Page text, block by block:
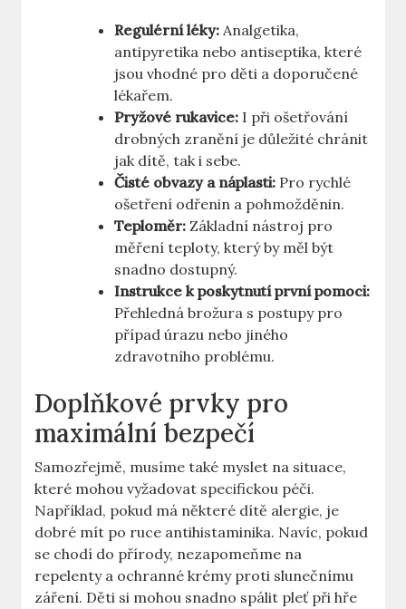
Regulérní léky: Analgetika,
antipyretika nebo antiseptika, které
jsou vhodné pro děti a doporučené
lékařem.
Pryžové rukavice: I při ošetřování
drobných zranění je důležité chránit
jak dítě, tak i sebe.
Čisté obvazy a náplasti: Pro rychlé
ošetření odřenin a pohmožděnin.
Teploměr: Základní nástroj pro
měření teploty, který by měl být
snadno dostupný.
Instrukce k poskytnutí první pomoci:
Přehledná brožura s postupy pro
případ úrazu nebo jiného
zdravotního problému.
Doplňkové prvky pro
maximální bezpečí
Samozřejmě, musíme také myslet na situace,
které mohou vyžadovat specifickou péči.
Například, pokud má některé dítě alergie, je
dobré mít po ruce antihistaminika. Navíc, pokud
se chodí do přírody, nezapomeňme na
repelenty a ochranné krémy proti slunečnímu
záření. Děti si mohou snadno spálit pleť při hře